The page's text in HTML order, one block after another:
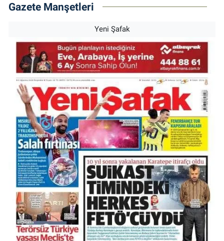
Gazete Manşetleri
Yeni Şafak